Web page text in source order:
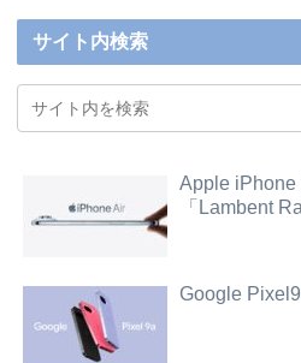
サイト内検索
Apple iPhone
「Lambent
Google